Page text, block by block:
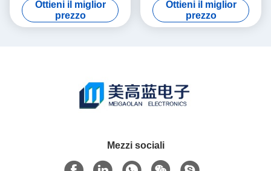
livello di rumore -155 dBm
Ottieni il miglior
prezzo
frequenze da 9 KHz a 13
GHz e livello di rumore -155
Ottieni il miglior
prezzo
Mezzi sociali